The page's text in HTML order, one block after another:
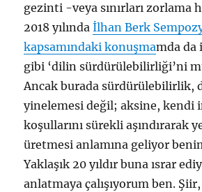
gezinti -veya sınırları zorlama
2018 yılındaİlhan Berk
kapsamındaki konuşmamda da
gibi ‘dilin sürdürülebilirliği’ni
Ancak burada sürdürülebilirlik,
yinelemesi değil; aksine, kendi
koşullarını sürekli aşındırarak
üretmesi anlamına geliyor
Yaklaşık 20 yıldır buna ısrar
anlatmaya çalışıyorum ben.